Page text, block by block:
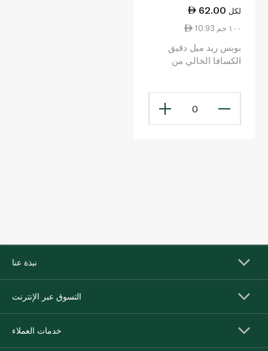
62.00 لكل
10.93 ١٠٠ جم
بوبس ريد ميل دقيق
الكسافا الخالي من
0
نبذة عنا
التسوق عبر الإنترنت
خدمات العملاء